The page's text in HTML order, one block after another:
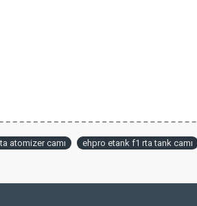
atomizer camı ehpro etank f1 rta tank camı